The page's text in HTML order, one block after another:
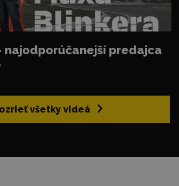
všetky videá
najodporúčanejší predajca